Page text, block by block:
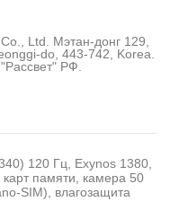
Ltd. Мэтан-донг 129,
do, 443-742, Korea.
РФ.
120 Гц, Exynos 1380,
памяти, камера 50
SIM), влагозащита